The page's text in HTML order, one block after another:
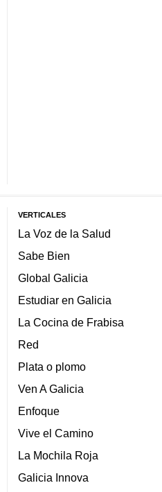
VERTICALES
La Voz de la Salud
Sabe Bien
Global Galicia
Estudiar en Galicia
La Cocina de Frabisa
Red
Plata o plomo
Ven A Galicia
Enfoque
Vive el Camino
La Mochila Roja
Galicia Innova